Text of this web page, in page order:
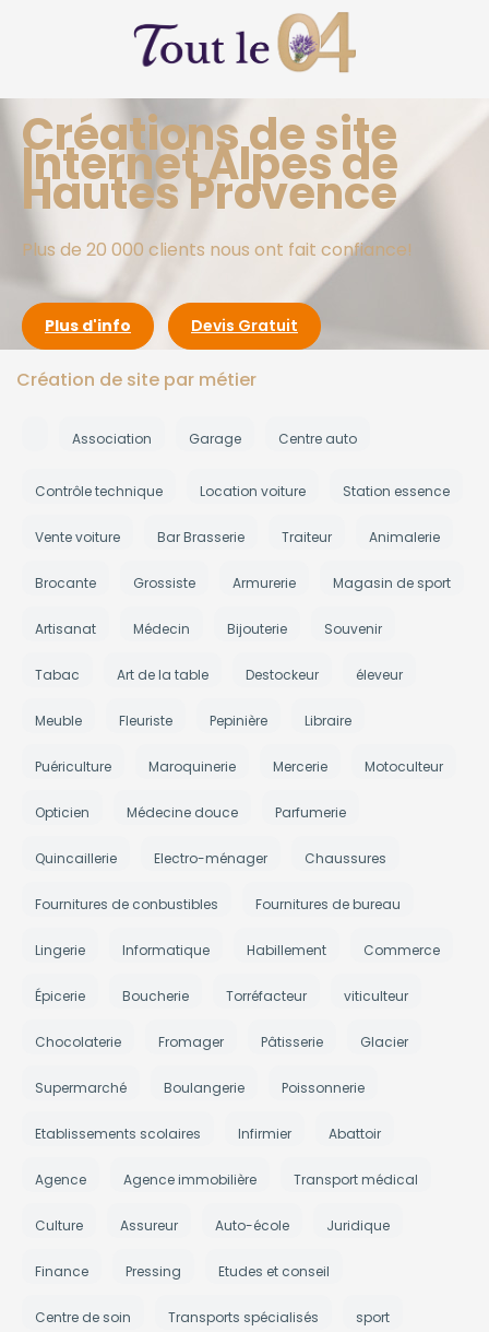
Créations de site
Internet Alpes de
Hautes Provence
Plus de 20 000 clients nous ont fait confiance!
Plus d'info Devis Gratuit
Création de site par métier
Association Garage Centre auto
Contrôle technique Location voiture Station essence
Vente voiture Bar Brasserie Traiteur Animalerie
Brocante Grossiste Armurerie Magasin de sport
Artisanat Médecin Bijouterie Souvenir
Tabac Art de la table Destockeur éleveur
Meuble Fleuriste Pepinière Libraire
Puériculture Maroquinerie Mercerie Motoculteur
Opticien Médecine douce Parfumerie
Quincaillerie Electro-ménager Chaussures
Fournitures de conbustibles Fournitures de bureau
Lingerie Informatique Habillement Commerce
Épicerie Boucherie Torréfacteur viticulteur
Chocolaterie Fromager Pâtisserie Glacier
Supermarché Boulangerie Poissonnerie
Etablissements scolaires Infirmier Abattoir
Agence Agence immobilière Transport médical
Culture Assureur Auto-école Juridique
Finance Pressing Etudes et conseil
Centre de soin Transports spécialisés sport